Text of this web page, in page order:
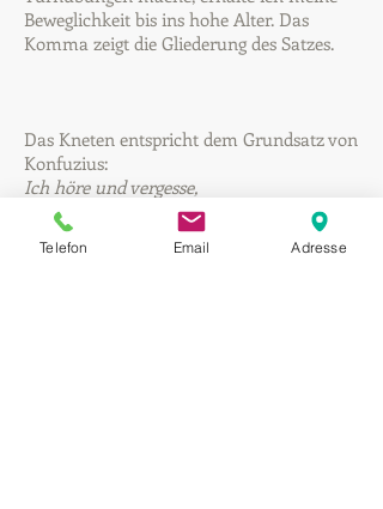
Beweglichkeit bis ins hohe Alter. Das
Komma zeigt die Gliederung des Satzes.
Das Kneten entspricht dem Grundsatz von
Konfuzius:
Ich höre und vergesse,
Ich sehe und behalte,
Ich handle und verstehe.
Konfuzius, Chinesischer Philosoph 651-479 v. Chr.
Telefon Email Adresse